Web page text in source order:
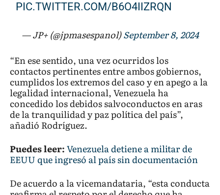
PIC.TWITTER.COM/B6O4IIZRQN
— JP+ (@jpmasespanol)September 8, 2024
“En ese sentido, una vez ocurridos los
contactos pertinentes entre ambos gobiernos,
cumplidos los extremos del caso y en apego a la
legalidad internacional, Venezuela ha
concedido los debidos salvoconductos en aras
de la tranquilidad y paz política del país”,
añadió Rodríguez.
Puedes leer:Venezuela detiene a militar de
EEUU que ingresó al país sin documentación
De acuerdo a la vicemandataria, “esta conducta